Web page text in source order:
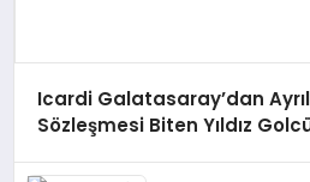
Icardi Galatasaray’dan
Sözleşmesi Biten Yıldız